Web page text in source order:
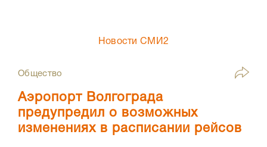
Новости СМИ2
Общество
Аэропорт Волгограда
предупредил о возможных
изменениях в расписании рейсов